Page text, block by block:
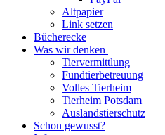
Altpapier
Link setzen
Bücherecke
Was wir denken
Tiervermittlung
Fundtierbetreuung
Volles Tierheim
Tierheim Potsdam
Auslandstierschutz
Schon gewusst?